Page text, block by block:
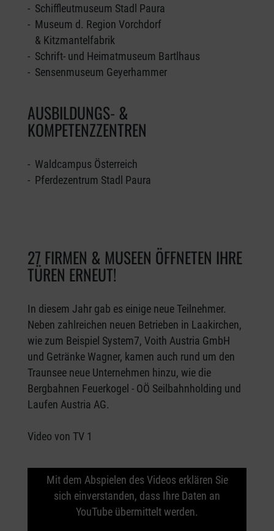
- Schiffleutmuseum Stadl Paura
- Museum d. Region Vorchdorf
& Kitzmantelfabrik
- Schrift- und Heimatmuseum Bartlhaus
- Sensenmuseum Geyerhammer
AUSBILDUNGS- &
KOMPETENZZENTREN
- Waldcampus Österreich
- Pferdezentrum Stadl Paura
27 FIRMEN & MUSEEN ÖFFNETEN IHRE
TÜREN ERNEUT!
In diesem Jahr gab es einige neue Teilnehmer.
Neben zahlreichen neuen Betrieben in Laakirchen,
wie zum Beispiel System7, Voith Austria GmbH
und Getränke Wagner, kamen auch rund um den
Traunsee neue Unternehmen hinzu, wie die
Bergbahnen Feuerkogel - OÖ Seilbahnholding und
Laufen Austria AG.
Video von TV 1
Mit dem Abspielen des Videos erklären Sie
sich einverstanden, dass Ihre Daten an
YouTube übermittelt werden.
Video zu der 3. Langen Nacht der Industriekultur von TV
Video (Das YouTube-Video öffnet sich in einem neuen